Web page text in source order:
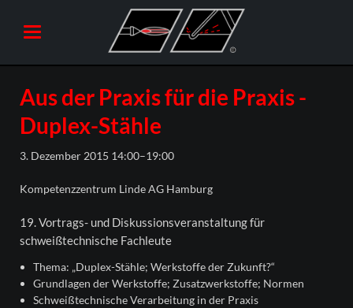
Aus der Praxis für die Praxis -
Duplex-Stähle
3. Dezember 2015 14:00–19:00
Kompetenzzentrum Linde AG Hamburg
19. Vortrags- und Diskussionsveranstaltung für
schweißtechnische Fachleute
Thema: „Duplex-Stähle; Werkstoffe der Zukunft?“
Grundlagen der Werkstoffe; Zusatzwerkstoffe; Normen
Schweißtechnische Verarbeitung in der Praxis